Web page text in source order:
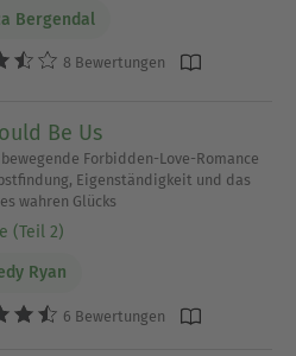
Bergendal
8 Bewertungen
Be Us
Forbidden-Love-Romance
Eigenständigkeit und das
wahren Glücks
(Teil 2)
Ryan
6 Bewertungen